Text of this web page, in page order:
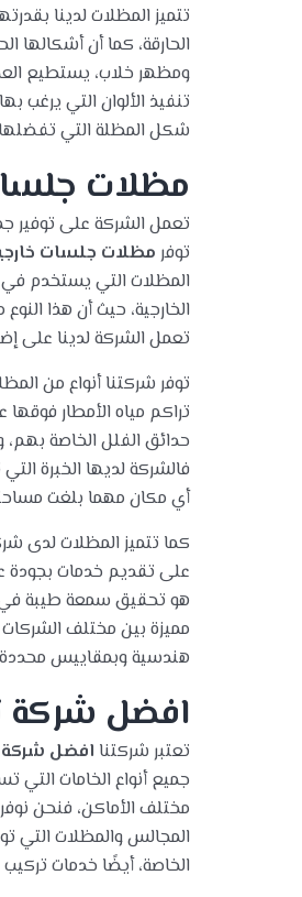
تتميز المظلات لدينا
الحارقة، كما أن أشكالها
ومظهر خلاب، يستطيع
تنفيذ الألوان التي يرغب
شكل المظلة التي تفضلها
مظلات
تعمل الشركة على توفير
توفر مظلات جلسات
المظلات التي يستخدم
الخارجية، حيث أن هذا
تعمل الشركة لدينا على
توفر شركتنا أنواع من
تراكم مياه الأمطار
حدائق الفلل الخاصة
فالشركة لديها الخبرة
أي مكان مهما بلغت
كما تتميز المظلات لدى
على تقديم خدمات بجودة
هو تحقيق سمعة طيبة في
مميزة بين مختلف
هندسية وبمقاييس
افضل شركة
تعتبر شركتنا افضل شركة
جميع أنواع الخامات
مختلف الأماكن، فنحن
المجالس والمظلات التي
الخاصة، أيضًا خدمات